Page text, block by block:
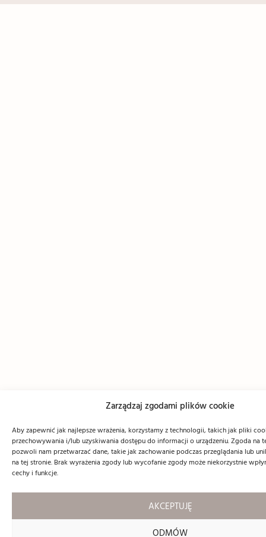
Zarządzaj zgodami plików cookie
Aby zapewnić jak najlepsze wrażenia, korzystamy z technologii, takich jak pliki
przechowywania i/lub uzyskiwania dostępu do informacji o urządzeniu. Zgoda na
pozwoli nam przetwarzać dane, takie jak zachowanie podczas przeglądania lub
na tej stronie. Brak wyrażenia zgody lub wycofanie zgody może niekorzystnie
cechy i funkcje.
AKCEPTUJĘ
ODMÓW